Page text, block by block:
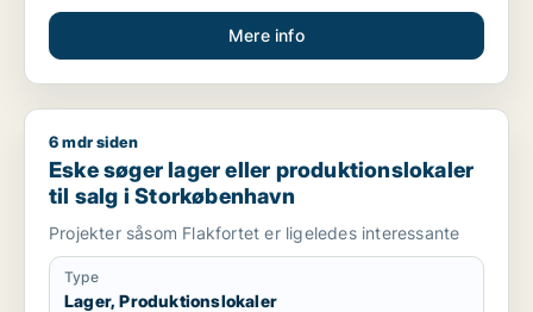
Mere info
Eske søger lager eller produktionslokaler til salg i
6 mdr siden
Eske søger lager eller produktionslokaler
til salg i Storkøbenhavn
Projekter såsom Flakfortet er ligeledes interessante
Type
Lager, Produktionslokaler